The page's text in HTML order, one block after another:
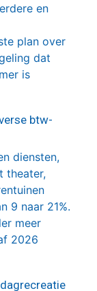
en
plan over
dat
is
btw-
diensten,
theater,
9 naar 21%.
meer
2026